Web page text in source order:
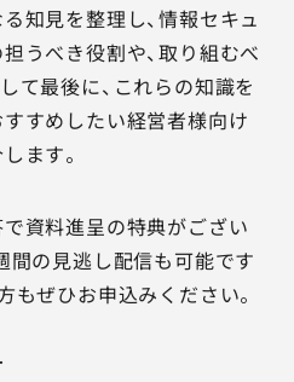
知見を整理し、情報セキュ
うべき役割や、取り組むべ
て最後に、これらの知識を
すめしたい経営者様向け
ます。
資料進呈の特典がござい
間の見逃し配信も可能です
もぜひお申込みください。